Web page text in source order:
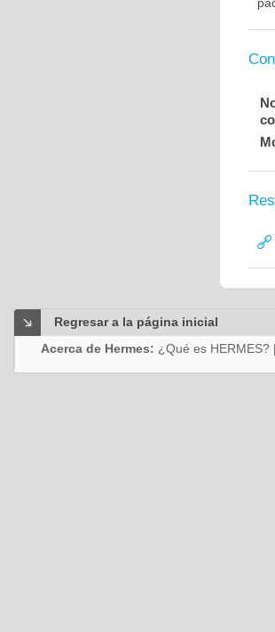
Regresar a la página inicial
Acerca de Hermes: ¿Qué es HERMES? |